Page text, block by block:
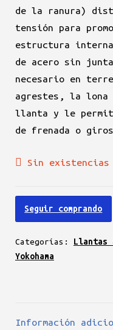
de la ranura)
tensión para
estructura
de acero sin
necesario en
agrestes, la lona
llanta y le
de frenada o
Sin existencias
Seguir comprando
Categorías: Llantas
Yokohama
Información